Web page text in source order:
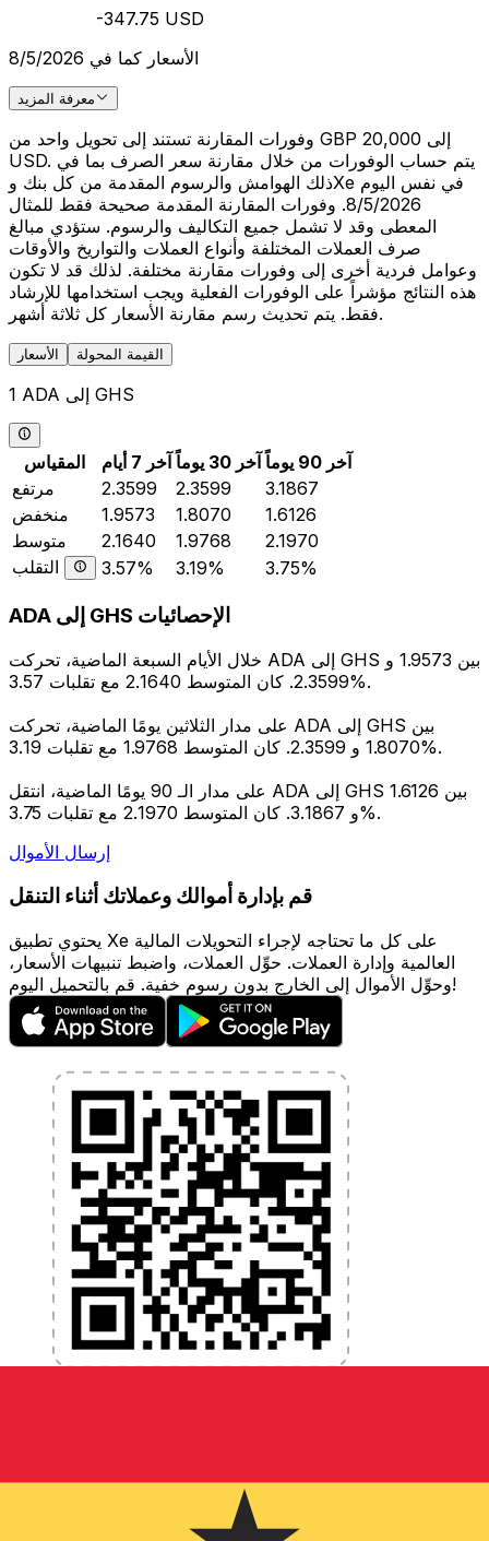
-347.75 USD
الأسعار كما في 8/5/2026
معرفة المزيد
وفورات المقارنة تستند إلى تحويل واحد من GBP 20,000 إلى
USD. يتم حساب الوفورات من خلال مقارنة سعر الصرف بما في
ذلك الهوامش والرسوم المقدمة من كل بنك وXe في نفس اليوم
8/5/2026. وفورات المقارنة المقدمة صحيحة فقط للمثال
المعطى وقد لا تشمل جميع التكاليف والرسوم. ستؤدي مبالغ
صرف العملات المختلفة وأنواع العملات والتواريخ والأوقات
وعوامل فردية أخرى إلى وفورات مقارنة مختلفة. لذلك قد لا تكون
هذه النتائج مؤشراً على الوفورات الفعلية ويجب استخدامها للإرشاد
فقط. يتم تحديث رسم مقارنة الأسعار كل ثلاثة أشهر.
الأسعار القيمة المحولة
1 ADA إلى GHS
المقياس آخر 7 أيام آخر 30 يوماً
آخر 90 يوماً
مرتفع
2.3599 2.3599
3.1867
منخفض
1.9573 1.8070
1.6126
متوسط
2.1640 1.9768
2.1970
التقلب
3.57% 3.19% 3.75%
ADA إلى GHS الإحصائيات
خلال الأيام السبعة الماضية، تحركت ADA إلى GHS بين 1.9573 و
2.3599. كان المتوسط 2.1640 مع تقلبات 3.57%.
على مدار الثلاثين يومًا الماضية، تحركت ADA إلى GHS بين
1.8070 و 2.3599. كان المتوسط 1.9768 مع تقلبات 3.19%.
على مدار الـ 90 يومًا الماضية، انتقل ADA إلى GHS بين 1.6126
و 3.1867. كان المتوسط 2.1970 مع تقلبات 3.75%.
إرسال الأموال
قم بإدارة أموالك وعملاتك أثناء التنقل
يحتوي تطبيق Xe على كل ما تحتاجه لإجراء التحويلات المالية
العالمية وإدارة العملات. حوِّل العملات، واضبط تنبيهات الأسعار،
وحوِّل الأموال إلى الخارج بدون رسوم خفية. قم بالتحميل اليوم!